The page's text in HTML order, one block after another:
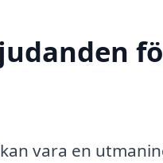
vara en